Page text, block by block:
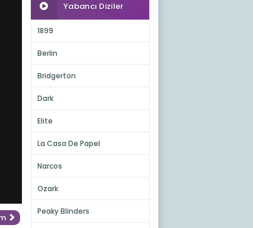
Yabancı Diziler
1899
Berlin
Bridgerton
Dark
Elite
La Casa De Papel
Narcos
Ozark
Peaky Blinders